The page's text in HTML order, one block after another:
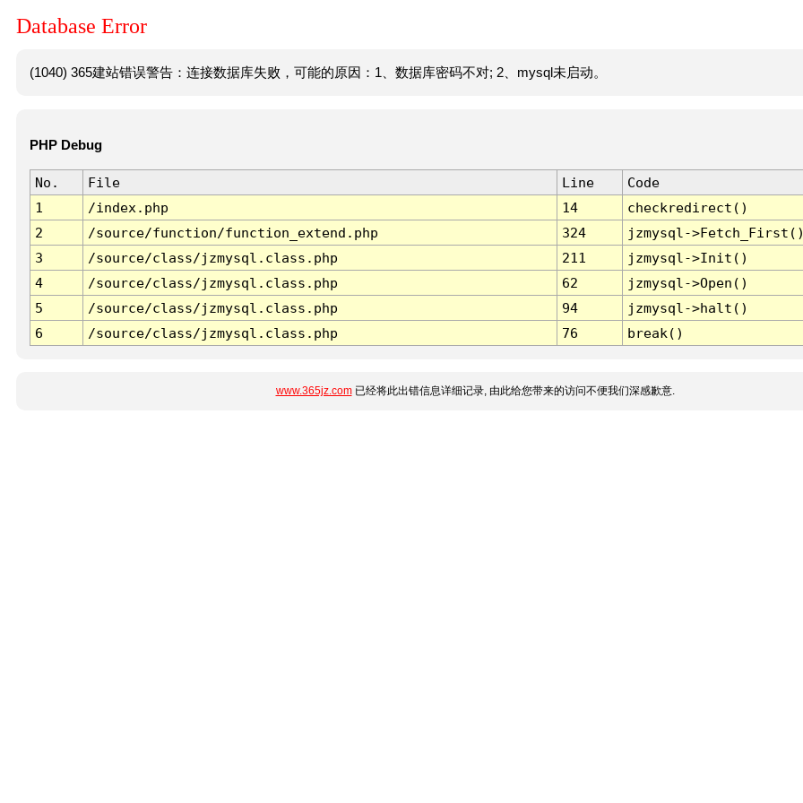
Database Error
(1040) 365建站错误警告：连接数据库失败，可能的原因：1、数据库密码不对; 2、mysql未启动。
PHP Debug
No. File Line
Code
1
/index.php 14
checkredirect()
2
/source/function/function_extend.php 324
jzmysql-
3
/source/class/jzmysql.class.php 211
jzmysql->Init()
4
/source/class/jzmysql.class.php 62
jzmysql->Open()
5
/source/class/jzmysql.class.php 94
jzmysql->halt()
6
/source/class/jzmysql.class.php 76 break()
www.365jz.com已经将此出错信息详细记录, 由此给您带来的访问不便我们深感歉意.